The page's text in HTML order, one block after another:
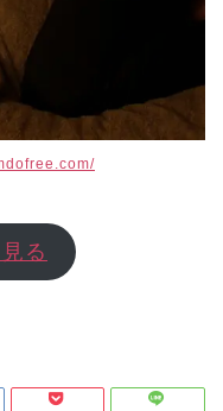
る